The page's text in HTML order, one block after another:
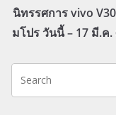
นิทรรศการ vivo
มโปร วันนี้ – 17 มี.ค